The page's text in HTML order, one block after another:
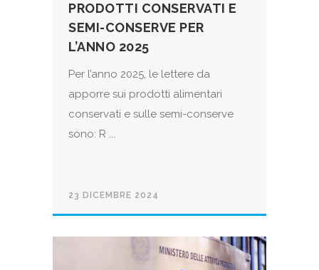
PRODOTTI CONSERVATI E
SEMI-CONSERVE PER
L’ANNO 2025
Per l’anno 2025, le lettere da
apporre sui prodotti alimentari
conservati e sulle semi-conserve
sono: R ...
23 DICEMBRE 2024